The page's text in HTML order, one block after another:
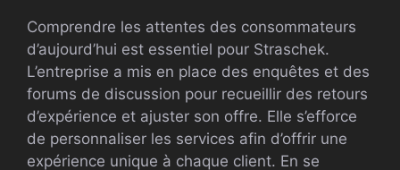
Comprendre les attentes des consommateurs
d’aujourd’hui est essentiel pour Straschek.
L’entreprise a mis en place des enquêtes et des
forums de discussion pour recueillir des retours
d’expérience et ajuster son offre. Elle s’efforce
de personnaliser les services afin d’offrir une
expérience unique à chaque client. En se